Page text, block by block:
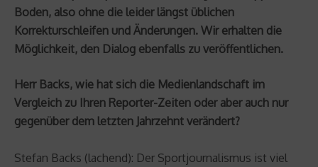
Boden, also ohne die leider längst üblichen
Korrekturschleifen und Änderungen. Wir erhalten die
Möglichkeit, den Dialog ebenfalls zu veröffentlichen.
Herr Backs, wie hat sich die Medienlandschaft im
Vergleich zu Ihren Reporter-Zeiten oder aber auch nur
gegenüber dem letzten Jahrzehnt verändert?
Stefan Backs (lachend): Der Sportjournalismus ist viel